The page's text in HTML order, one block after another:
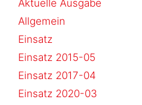
Aktuelle Ausgabe
Allgemein
Einsatz
Einsatz 2015-05
Einsatz 2017-04
Einsatz 2020-03